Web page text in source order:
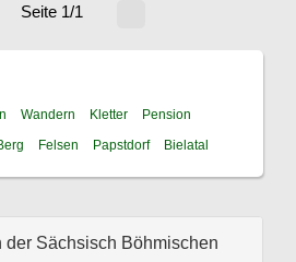
Seite 1/1
Wandern Kletter
Pension
Felsen Papstdorf Bielatal
der Sächsisch Böhmischen